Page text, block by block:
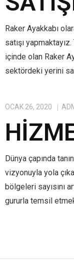
Raker Ayakkabı
satışı
içinde olan Raker
sektördeki yerini
OCAK 26, 2020
Dünya çapında
vizyonuyla yola
bölgeleri sayısını
gururla temsil